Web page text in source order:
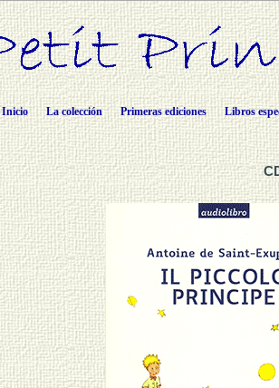
Inicio La colección Primeras ediciones Libros